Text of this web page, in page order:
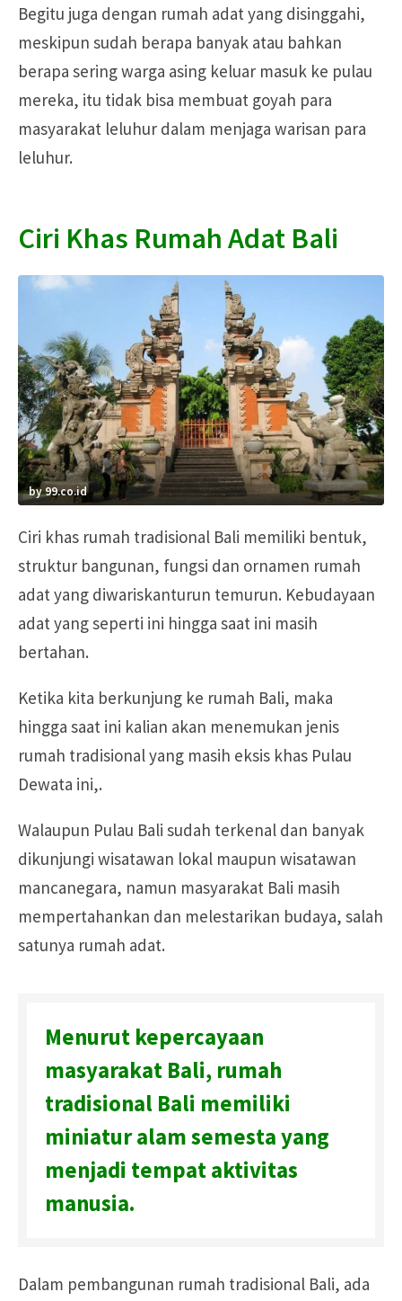
Begitu juga dengan rumah adat yang disinggahi,
meskipun sudah berapa banyak atau bahkan
berapa sering warga asing keluar masuk ke pulau
mereka, itu tidak bisa membuat goyah para
masyarakat leluhur dalam menjaga warisan para
leluhur.
Ciri Khas Rumah Adat Bali
by 99.co.id
Ciri khas rumah tradisional Bali memiliki bentuk,
struktur bangunan, fungsi dan ornamen rumah
adat yang diwariskanturun temurun. Kebudayaan
adat yang seperti ini hingga saat ini masih
bertahan.
Ketika kita berkunjung ke rumah Bali, maka
hingga saat ini kalian akan menemukan jenis
rumah tradisional yang masih eksis khas Pulau
Dewata ini,.
Walaupun Pulau Bali sudah terkenal dan banyak
dikunjungi wisatawan lokal maupun wisatawan
mancanegara, namun masyarakat Bali masih
mempertahankan dan melestarikan budaya, salah
satunya rumah adat.
Menurut kepercayaan
masyarakat Bali, rumah
tradisional Bali memiliki
miniatur alam semesta yang
menjadi tempat aktivitas
manusia.
Dalam pembangunan rumah tradisional Bali, ada